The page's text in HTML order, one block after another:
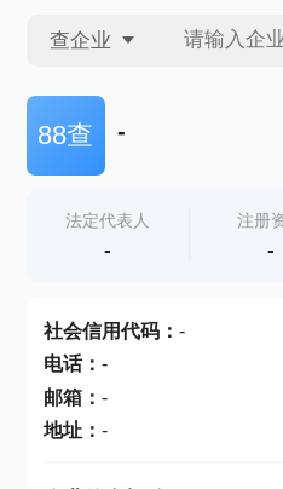
查企业
查企业
查产地
88查 -
法定代表人
-
注册
-
社会信用代码： -
电话： -
邮箱： -
地址： -